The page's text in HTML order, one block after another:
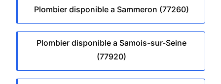
Plombier disponible a Sammeron (77260)
Plombier disponible a Samois-sur-Seine
(77920)